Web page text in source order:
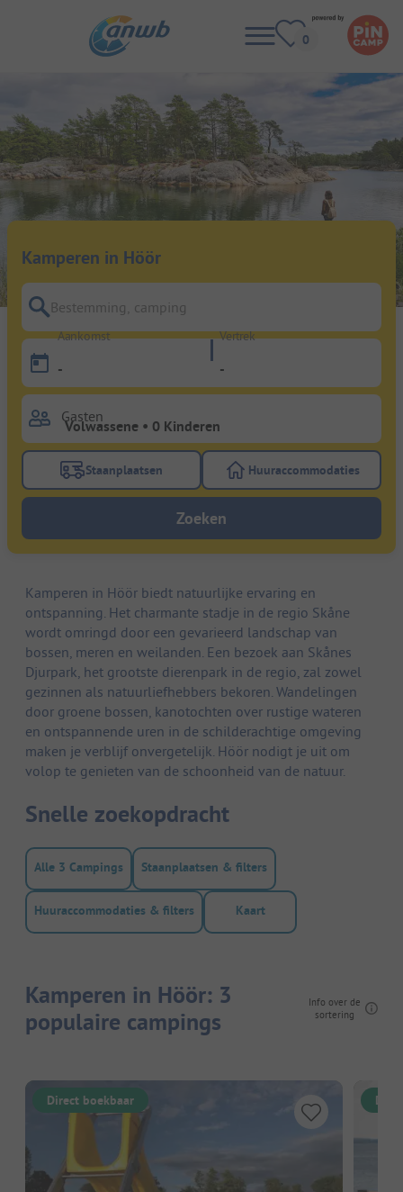
Kamperen in Höör
Bestemming, camping
Aankomst
-
Vertrek
-
Gasten
Gebruik de filterknop staanplaatsen om te zoeken
Staanplaatsen Gebruik de
Huuraccommodaties
Zoeken
Kamperen in Höör biedt natuurlijke ervaring en
ontspanning. Het charmante stadje in de regio Skåne
wordt omringd door een gevarieerd landschap van
bossen, meren en weilanden. Een bezoek aan Skånes
Djurpark, het grootste dierenpark in de regio, zal zowel
gezinnen als natuurliefhebbers bekoren. Wandelingen
door groene bossen, kanotochten over rustige wateren
en ontspannende uren in de schilderachtige omgeving
maken je verblijf onvergetelijk. Höör nodigt je uit om
volop te genieten van de schoonheid van de natuur.
Snelle zoekopdracht
Alle 3 Campings Staanplaatsen & filters
Huuraccommodaties & filters Kaart
Kamperen in Höör: 3
populaire campings
Info over de
sortering
Direct boekbaar